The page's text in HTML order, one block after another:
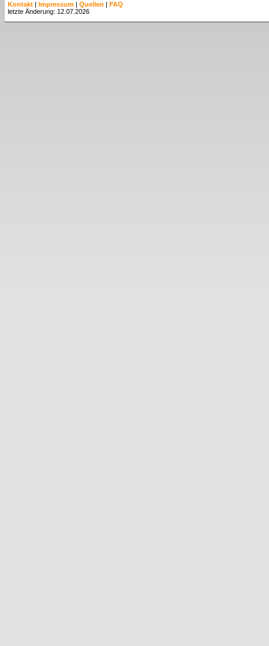
Kontakt | Impressum | Quellen | FAQ
letzte Änderung: 12.07.2026